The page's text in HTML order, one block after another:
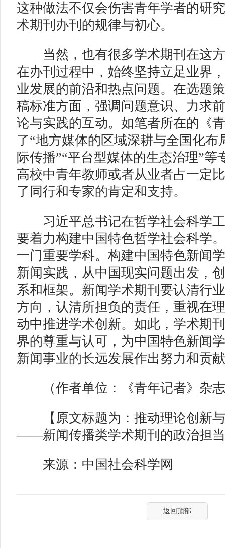
这种做法不仅会伤害青年学者的研
术期刊办刊的规律与初心。
当然，也有很多学术期刊在这方
在办刊过程中，始终坚持立足业界
业发展的前沿和热点问题。在选题
稿标准方面，强调问题意识、力求
论与实践的互动。如笔者所在的《
了“地方媒体的区域深耕与全国化布
际传播”“平台型媒体的生态治理”等
高校中青年教师或者从业者占一定
了同行和专家的肯定和支持。
习近平总书记在哲学社会科学工
要着力构建中国特色哲学社会科学
一门重要学科。构建中国特色新闻
新闻实践，从中国现实问题出发，
系和框架。新闻学术期刊要认清行
方向，认清所担负的责任，重视在
动中推进学术创新。如此，学术期
界的尊重与认可，为中国特色新闻
新闻事业的长远发展作出努力和贡
（作者单位：《青年记者》杂
【原文标题为：推动理论创新与
——新闻传播类学术期刊的政治担
来源：中国社会科学网
返回顶部